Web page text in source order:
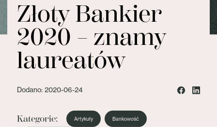
Złoty Bankier
2020 – znamy
laureatów
Dodano: 2020-06-24
Kategorie: Artykuły Bankowość